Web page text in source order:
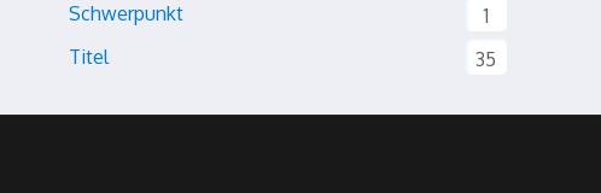
Schwerpunkt
1
Titel
35